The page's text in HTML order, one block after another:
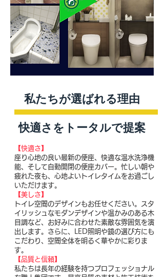
私たちが選ばれる理由
快適さをトータルで提案
【快適さ】
座り心地の良い最新の便座、快適な温水洗浄機
能、そして自動開閉の便座カバー。忙しい朝や
疲れた夜も、心地よいトイレタイムをお過ごし
いただけます。
【美しさ】
トイレ空間のデザインもお任せください。スタ
イリッシュなモダンデザインや温かみのある木
目調など、お好みに合わせた素敵な雰囲気を演
出します。さらに、LED照明や鏡の選び方にも
こだわり、空間全体を明るく華やかに彩りま
す。
【品質と信頼】
私たちは長年の経験を持つプロフェッショナル